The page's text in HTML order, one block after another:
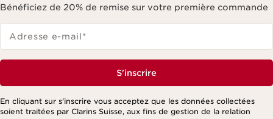
Bénéficiez de 20% de remise sur votre première commande
Adresse e-mail*
S'inscrire
En cliquant sur s'inscrire vous acceptez que les données collectées
soient traitées par Clarins Suisse, aux fins de gestion de la relation